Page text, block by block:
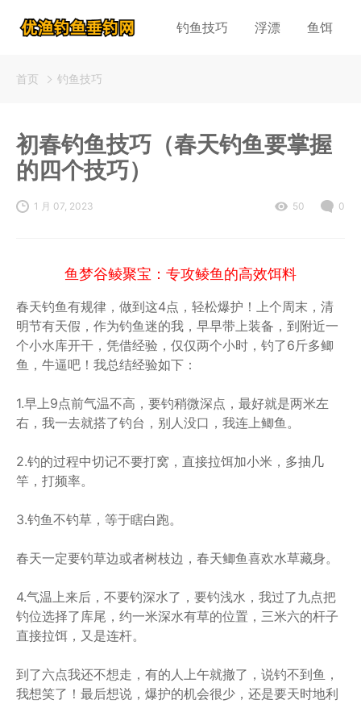
钓鱼技巧 浮漂 鱼饵
首页 钓鱼技巧
初春钓鱼技巧（春天钓鱼要掌握
的四个技巧）
1 月 07, 2023 50 0
鱼梦谷鲮聚宝：专攻鲮鱼的高效饵料
春天钓鱼有规律，做到这4点，轻松爆护！上个周末，清
明节有天假，作为钓鱼迷的我，早早带上装备，到附近一
个小水库开干，凭借经验，仅仅两个小时，钓了6斤多鲫
鱼，牛逼吧！我总结经验如下：
1.早上9点前气温不高，要钓稍微深点，最好就是两米左
右，我一去就搭了钓台，别人没口，我连上鲫鱼。
2.钓的过程中切记不要打窝，直接拉饵加小米，多抽几
竿，打频率。
3.钓鱼不钓草，等于瞎白跑。
春天一定要钓草边或者树枝边，春天鲫鱼喜欢水草藏身。
4.气温上来后，不要钓深水了，要钓浅水，我过了九点把
钓位选择了库尾，约一米深水有草的位置，三米六的杆子
直接拉饵，又是连杆。
到了六点我还不想走，有的人上午就撤了，说钓不到鱼，
我想笑了！最后想说，爆护的机会很少，还是要天时地利